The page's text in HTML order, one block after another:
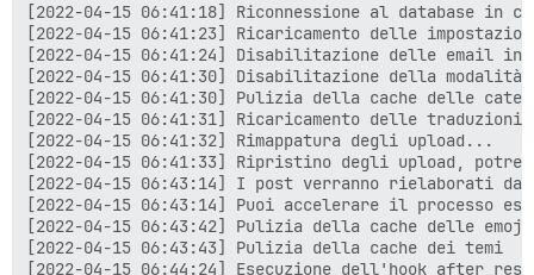
[2022-04-15 06:41:18] Riconnessione al database in
[2022-04-15 06:41:23] Ricaricamento delle
[2022-04-15 06:41:24] Disabilitazione delle
[2022-04-15 06:41:30] Disabilitazione della
[2022-04-15 06:41:30] Pulizia della cache delle
[2022-04-15 06:41:31] Ricaricamento delle
[2022-04-15 06:41:32] Rimappatura degli upload...
[2022-04-15 06:41:33] Ripristino degli upload,
[2022-04-15 06:43:14] I post verranno rielaborati da
[2022-04-15 06:43:14] Puoi accelerare il processo
[2022-04-15 06:43:42] Pulizia della cache delle
[2022-04-15 06:43:43] Pulizia della cache dei temi
[2022-04-15 06:44:24] Esecuzione dell'hook